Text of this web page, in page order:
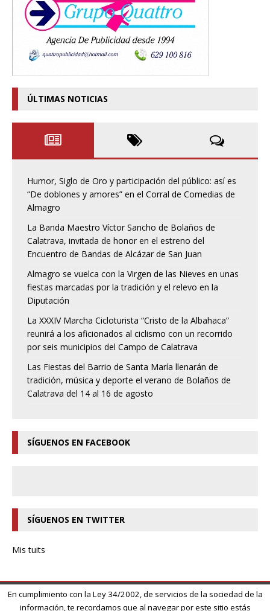
ÚLTIMAS NOTICIAS
Humor, Siglo de Oro y participación del público: así es
“De doblones y amores” en el Corral de Comedias de
Almagro
La Banda Maestro Víctor Sancho de Bolaños de
Calatrava, invitada de honor en el estreno del
Encuentro de Bandas de Alcázar de San Juan
Almagro se vuelca con la Virgen de las Nieves en unas
fiestas marcadas por la tradición y el relevo en la
Diputación
La XXXIV Marcha Cicloturista “Cristo de la Albahaca”
reunirá a los aficionados al ciclismo con un recorrido
por seis municipios del Campo de Calatrava
Las Fiestas del Barrio de Santa María llenarán de
tradición, música y deporte el verano de Bolaños de
Calatrava del 14 al 16 de agosto
SÍGUENOS EN FACEBOOK
SÍGUENOS EN TWITTER
Mis tuits
En cumplimiento con la Ley 34/2002, de servicios de la sociedad de la
información, te recordamos que al navegar por este sitio estás